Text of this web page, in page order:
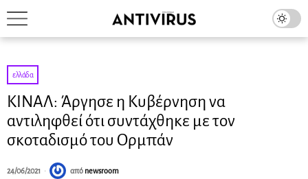
ελλάδα
KΙΝΑΛ: Άργησε η Κυβέρνηση να
αντιληφθεί ότι συντάχθηκε με τον
σκοταδισμό του Ορμπάν
24/06/2021 από newsroom